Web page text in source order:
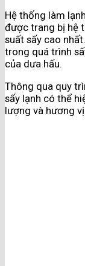
Hệ thống làm
được trang bị hệ
suất sấy cao
trong quá trình
của dưa hấu.
Thông qua quy
sấy lạnh có thể
lượng và hương